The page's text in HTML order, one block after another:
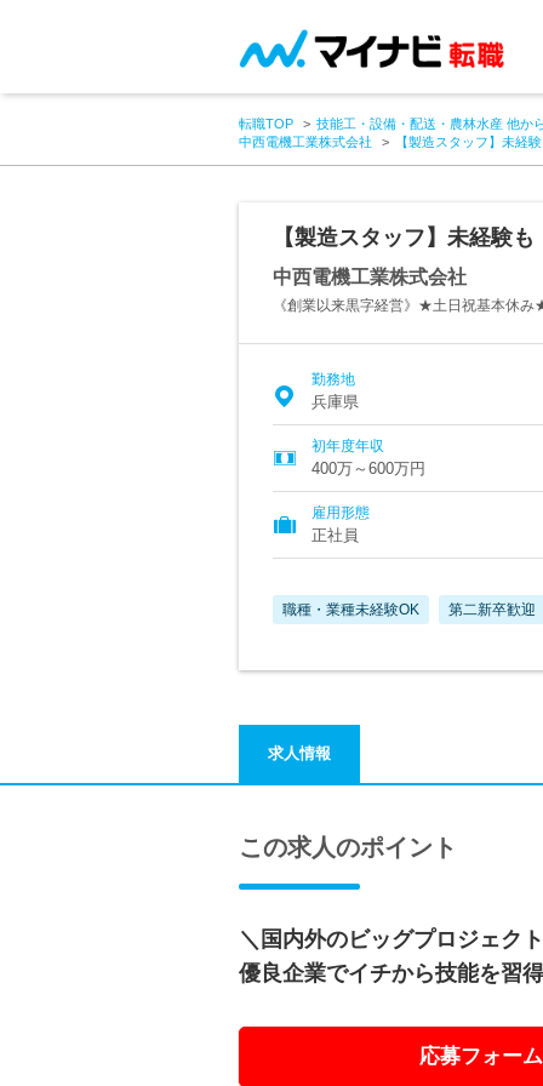
転職TOP
技能工・設備・配送・農林水産 他か
中西電機工業株式会社
【製造スタッフ】未経
【製造スタッフ】未経験
中西電機工業株式会社
《創業以来黒字経営》★土日祝基本休
勤務地
兵庫県
初年度年収
400万～600万円
雇用形態
正社員
職種・業種未経験OK 第二新卒歓迎
求人情報
この求人のポイント
＼国内外のビッグプロジェク
優良企業でイチから技能を習
応募フォー